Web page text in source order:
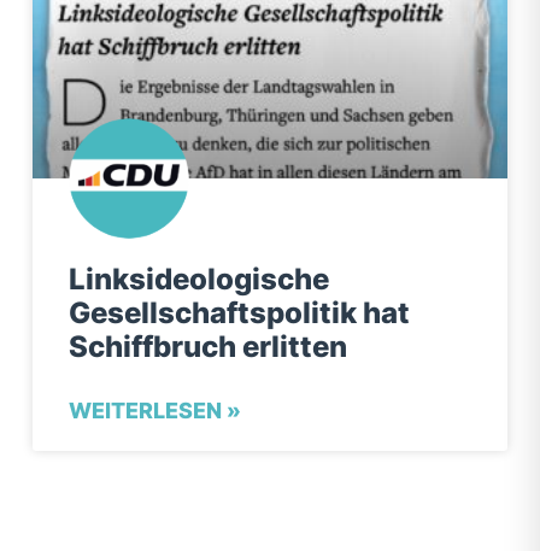
Linksideologische
Gesellschaftspolitik hat
Schiffbruch erlitten
WEITERLESEN »